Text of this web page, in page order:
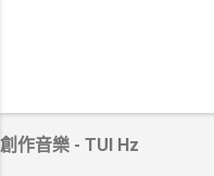
創作音樂 - TUI Hz